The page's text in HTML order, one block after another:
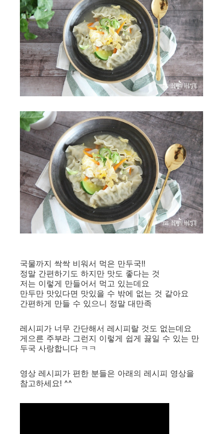
국물까지 싹싹 비워서 먹은 만두국!!
정말 간편하기도 하지만 맛도 좋다는 것
저는 이렇게 만들어서 먹고 있는데요
만두만 맛있다면 맛있을 수 밖에 없는 것 같아요
간편하게 만들 수 있으니 정말 대만족
레시피가 너무 간단해서 레시피랄 것도 없는데요
게으른 주부라 그런지 이렇게 쉽게 끓일 수 있는 만
두국 사랑합니다 ㅋㅋ
영상 레시피가 편한 분들은 아래의 레시피 영상을
참고하세요! ^^